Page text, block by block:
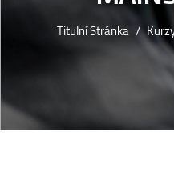
Titulní Stránka